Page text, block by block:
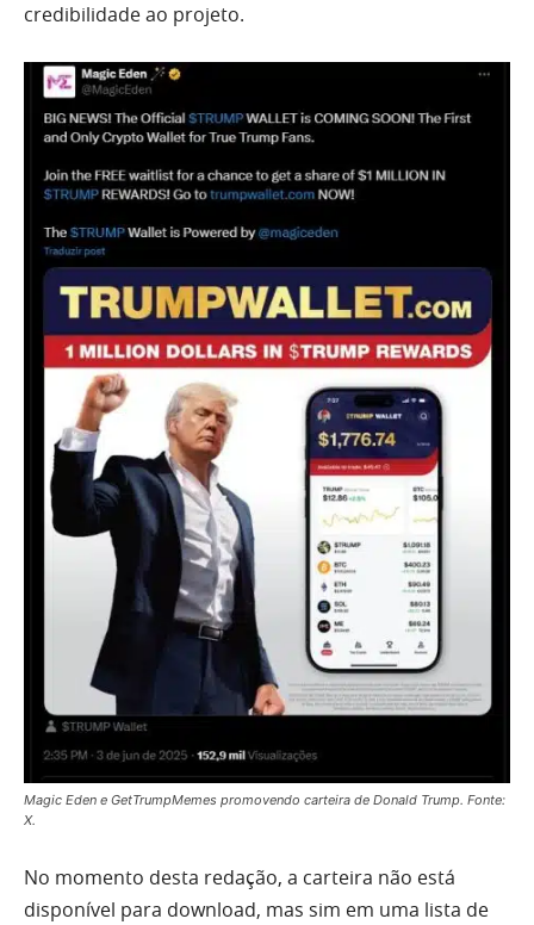
credibilidade ao projeto.
Magic Eden e GetTrumpMemes promovendo carteira de Donald Trump. Fonte:
X.
No momento desta redação, a carteira não está
disponível para download, mas sim em uma lista de